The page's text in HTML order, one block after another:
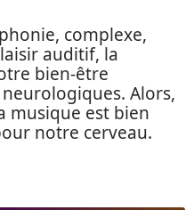
complexe,
auditif, la
bien-être
Alors,
musique est bien
notre cerveau.